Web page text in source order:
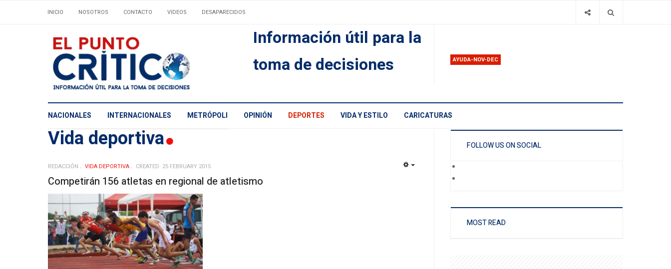
INICIO NOSOTROS CONTACTO VIDEOS DESAPARECIDOS
Información útil para la
toma de decisiones
AYUDA-NOV-DEC
NACIONALES INTERNACIONALES METRÓPOLI OPINIÓN DEPORTES VIDA Y ESTILO CARICATURAS
Vida deportiva
REDACCIÓN VIDA DEPORTIVA CREATED: 25 FEBRUARY 2015
Competirán 156 atletas en regional de atletismo
FOLLOW US ON SOCIAL
MOST READ